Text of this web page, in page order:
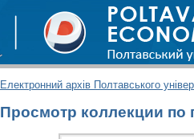
Електронний архів Полтавського
Просмотр коллекции по